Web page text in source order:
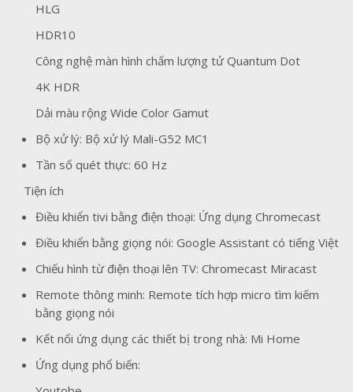
HLG
HDR10
Công nghệ màn hình chấm lượng tử Quantum Dot
4K HDR
Dải màu rộng Wide Color Gamut
Bộ xử lý: Bộ xử lý Mali-G52 MC1
Tần số quét thực: 60 Hz
Tiện ích
Điều khiển tivi bằng điện thoại: Ứng dụng Chromecast
Điều khiển bằng giọng nói: Google Assistant có tiếng Việt
Chiếu hình từ điện thoại lên TV: Chromecast Miracast
Remote thông minh: Remote tích hợp micro tìm kiếm
bằng giọng nói
Kết nối ứng dụng các thiết bị trong nhà: Mi Home
Ứng dụng phổ biến: